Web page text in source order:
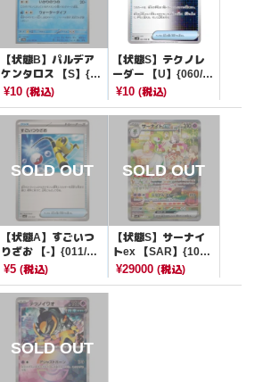
【状態B】パルデア
ケンタロス 【S】{22
3/190}[SV4a]
¥10(税込)
【状態S】テクノレ
ーダー 【U】{060/0
66}[SV4M]
¥10 (税込)
【状態A】すごいつ
りざお 【-】{011/02
2}[SVLS]
¥5(税込)
【状態S】サーナイ
トex 【SAR】{101/
078}[SV1S]
¥29000 (税込)